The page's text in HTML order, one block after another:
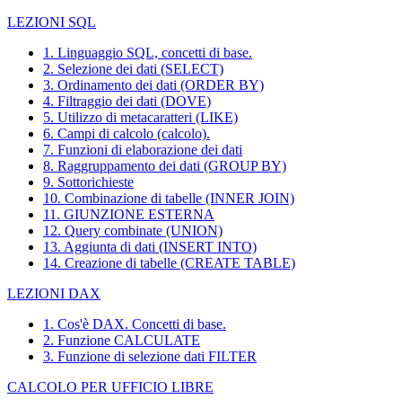
LEZIONI SQL
1. Linguaggio SQL, concetti di base.
2. Selezione dei dati (SELECT)
3. Ordinamento dei dati (ORDER BY)
4. Filtraggio dei dati (DOVE)
5. Utilizzo di metacaratteri (LIKE)
6. Campi di calcolo (calcolo).
7. Funzioni di elaborazione dei dati
8. Raggruppamento dei dati (GROUP BY)
9. Sottorichieste
10. Combinazione di tabelle (INNER JOIN)
11. GIUNZIONE ESTERNA
12. Query combinate (UNION)
13. Aggiunta di dati (INSERT INTO)
14. Creazione di tabelle (CREATE TABLE)
LEZIONI DAX
1. Cos'è DAX. Concetti di base.
2. Funzione CALCULATE
3. Funzione di selezione dati FILTER
CALCOLO PER UFFICIO LIBRE